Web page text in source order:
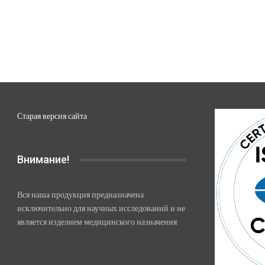
Старая версия сайта
Внимание!
Вся наша продукция предназначена
исключительно для научных исследований и не
является изделием медицинского назначения